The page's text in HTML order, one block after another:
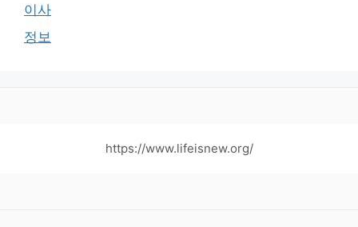
이사
정보
https://www.lifeisnew.org/